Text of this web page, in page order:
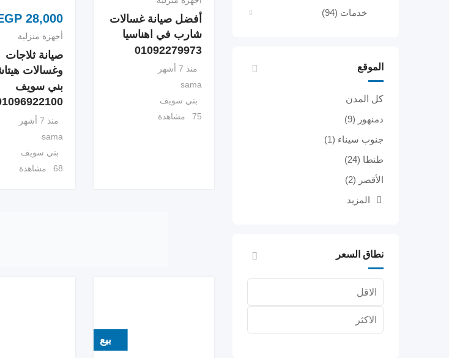
خدمات (94)
الموقع
كل المدن
دمنهور (9)
جنوب سيناء (1)
طنطا (24)
الأقصر (2)
المزيد
نطاق السعر
أفضل صيانة غسالات
شارب في اهناسيا
01092279973
منذ 7 أشهر
sama
بني سويف
75 مشاهدة
28,000
أجهزة منزلية
صيانة ثلاجات
وغسالات
بني سويف
منذ 7 أشهر
sama
بني سويف
68 مشاهدة
بيع